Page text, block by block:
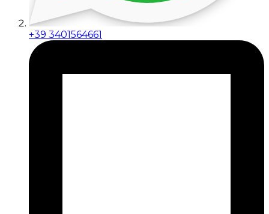
+39 3401564661